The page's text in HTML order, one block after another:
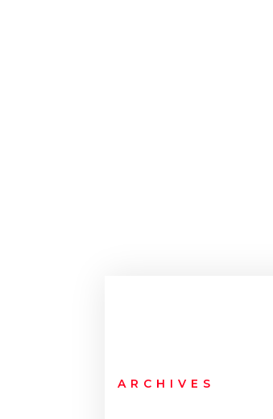
ARCHIVES